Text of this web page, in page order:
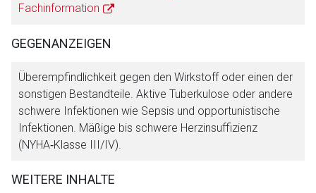
Fachinformation
GEGENANZEIGEN
Überempfindlichkeit gegen den Wirkstoff oder einen der
sonstigen Bestandteile. Aktive Tuberkulose oder andere
schwere Infektionen wie Sepsis und opportunistische
Infektionen. Mäßige bis schwere Herzinsuffizienz
(NYHA‑Klasse III/IV).
WEITERE INHALTE